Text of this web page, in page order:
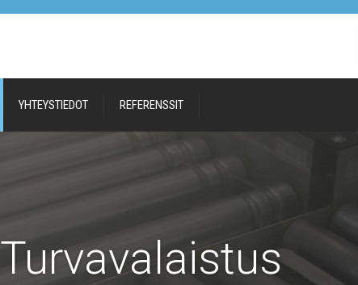
YHTEYSTIEDOT REFERENSSIT
Turvavalaistus